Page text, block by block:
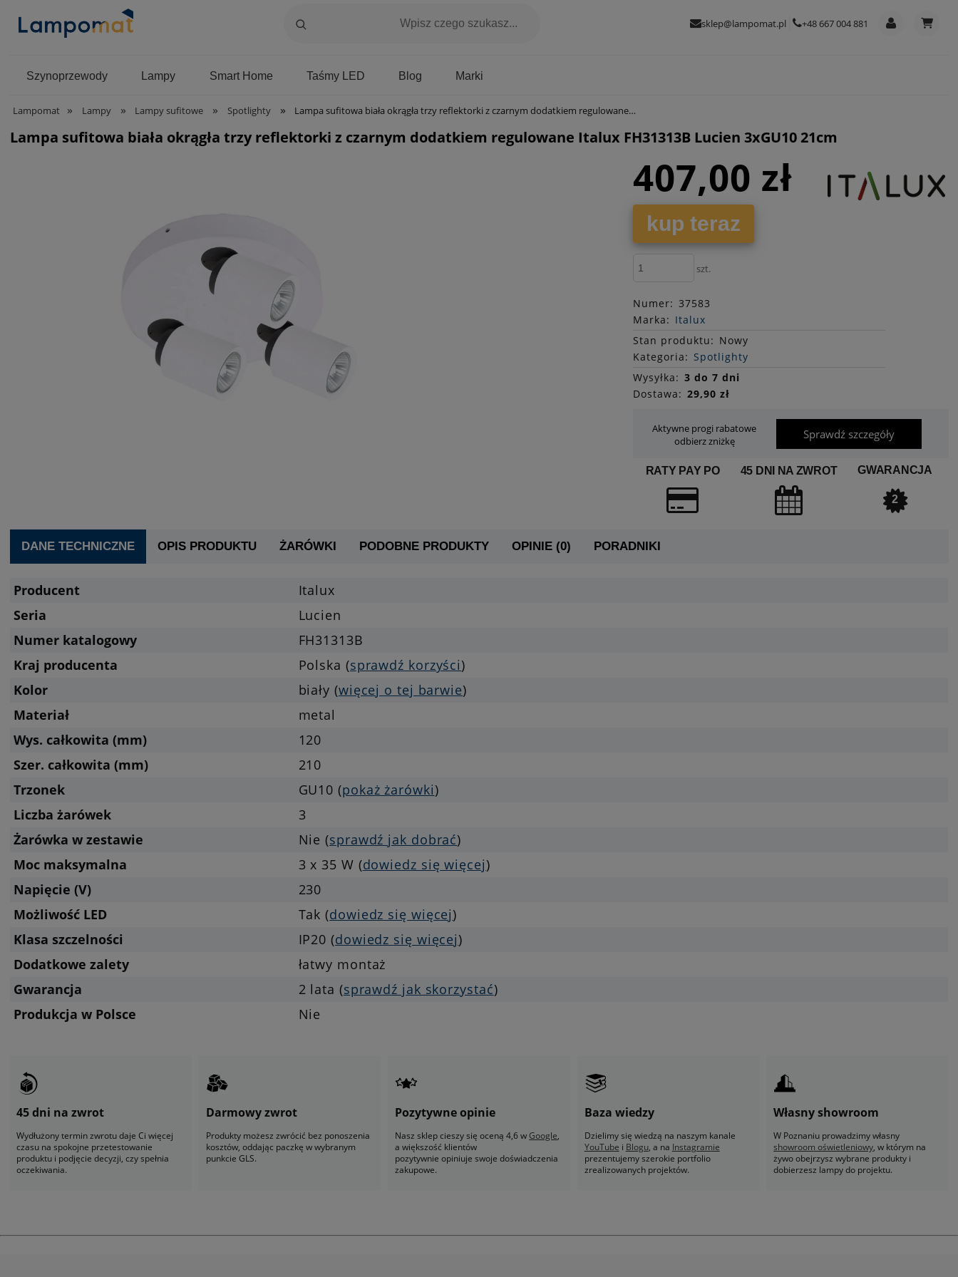
sklep@lampomat.pl +48 667 004 881
Szynoprzewody Lampy Smart Home Blog
Taśmy LED Marki
Lampomat » Lampy » Lampy sufitowe » Spotlighty » Lampa sufitowa biała okrągła trzy reflektorki z czarnym dodatkiem regulowane Italux FH31313B Lucien 3xGU10 21cm
Lampa sufitowa biała okrągła trzy reflektorki z czarnym dodatkiem regulowane Italux FH31313B Lucien 3xGU10 21cm
407,00 zł
kup teraz
szt.
Numer: 37583
Marka: Italux
Stan produktu: Nowy
Kategoria: Spotlighty
Wysyłka: 3 do 7 dni
Dostawa: 29,90 zł
Aktywne progi rabatowe
odbierz zniżkę
Sprawdź szczegóły
RATY PAY PO 45 DNI NA ZWROT GWARANCJA
2
DANE TECHNICZNE OPIS PRODUKTU ŻARÓWKI PODOBNE PRODUKTY OPINIE (0) PORADNIKI
Producent
Italux
Seria
Lucien
Numer katalogowy
FH31313B
Kraj producenta
Polska (sprawdź korzyści)
Kolor
biały (więcej o tej barwie)
Materiał
metal
Wys. całkowita (mm)
120
Szer. całkowita (mm)
210
Trzonek
GU10 (pokaż żarówki)
Liczba żarówek
3
Żarówka w zestawie
Nie (sprawdź jak dobrać)
Moc maksymalna
3 x 35 W (dowiedz się więcej)
Napięcie (V)
230
Możliwość LED
Tak (dowiedz się więcej)
Klasa szczelności
IP20 (dowiedz się więcej)
Dodatkowe zalety
łatwy montaż
Gwarancja
2 lata (sprawdź jak skorzystać)
Produkcja w Polsce
Nie
45 dni na zwrot
Wydłużony termin zwrotu daje Ci więcej
czasu na spokojne przetestowanie
produktu i podjęcie decyzji, czy spełnia
oczekiwania.
Darmowy zwrot
Produkty możesz zwrócić bez ponoszenia
kosztów, oddając paczkę w wybranym
punkcie GLS.
Pozytywne opinie
Nasz sklep cieszy się oceną 4,6 wGoogle,
a większość klientów
pozytywnie opiniuje swoje doświadczenia
zakupowe.
Baza wiedzy
Dzielimy się wiedzą na naszym kanale
YouTube i Blogu, a na Instagramie
prezentujemy szerokie portfolio
zrealizowanych projektów.
Własny showroom
W Poznaniu prowadzimy własny
showroom oświetleniowy, w którym na
żywo obejrzysz wybrane produkty i
dobierzesz lampy do projektu.